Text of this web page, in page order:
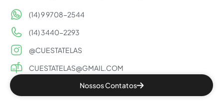
(14) 9 9708-2544
(14) 3440-2293
@CUESTATELAS
CUESTATELAS@GMAIL.COM
Nossos Contatos